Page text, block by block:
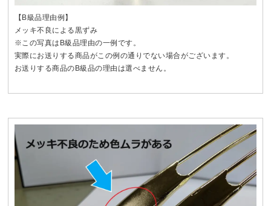
【B級品理由例】
メッキ不良による黒ずみ
※この写真はB級品理由の一例です。
実際にお送りする商品がこの例の通りでない場合がございます。
お送りする商品のB級品の理由は選べません。